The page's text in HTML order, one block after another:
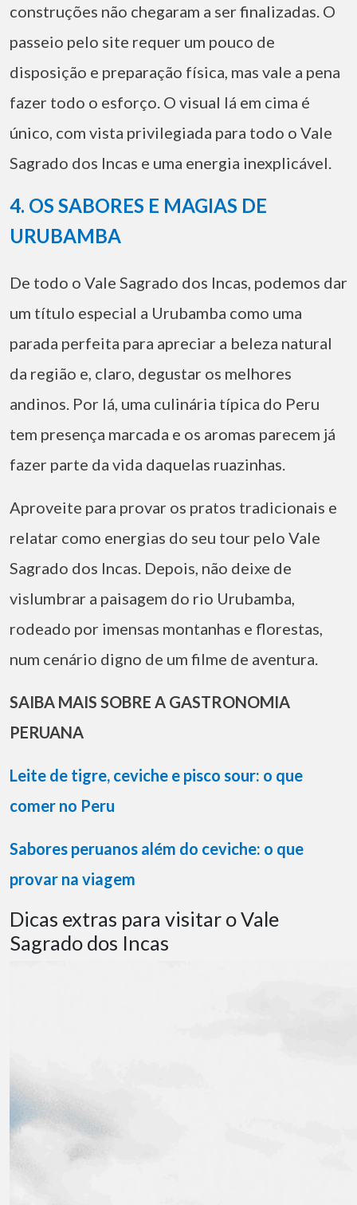
construções não chegaram a ser finalizadas. O
passeio pelo site requer um pouco de
disposição e preparação física, mas vale a pena
fazer todo o esforço. O visual lá em cima é
único, com vista privilegiada para todo o Vale
Sagrado dos Incas e uma energia inexplicável.
4. OS SABORES E MAGIAS DE
URUBAMBA
De todo o Vale Sagrado dos Incas, podemos dar
um título especial a Urubamba como uma
parada perfeita para apreciar a beleza natural
da região e, claro, degustar os melhores
andinos. Por lá, uma culinária típica do Peru
tem presença marcada e os aromas parecem já
fazer parte da vida daquelas ruazinhas.
Aproveite para provar os pratos tradicionais e
relatar como energias do seu tour pelo Vale
Sagrado dos Incas. Depois, não deixe de
vislumbrar a paisagem do rio Urubamba,
rodeado por imensas montanhas e florestas,
num cenário digno de um filme de aventura.
SAIBA MAIS SOBRE A GASTRONOMIA
PERUANA
Leite de tigre, ceviche e pisco sour: o que
comer no Peru
Sabores peruanos além do ceviche: o que
provar na viagem
Dicas extras para visitar o Vale
Sagrado dos Incas